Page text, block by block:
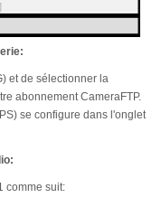
et de sélectionner la
abonnement CameraFTP.
se configure dans l'onglet
comme suit: